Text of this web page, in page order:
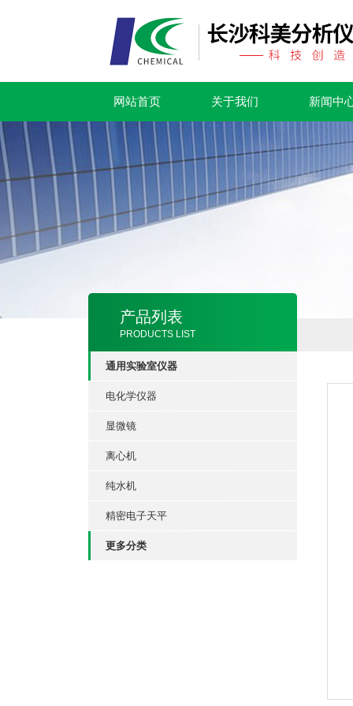
网站首页 关于我们 新闻中
产品列表
PRODUCTS LIST
通用实验室仪器
电化学仪器
显微镜
离心机
纯水机
精密电子天平
更多分类